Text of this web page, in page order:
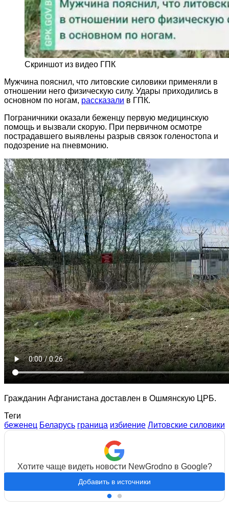
Скриншот из видео ГПК
Мужчина пояснил, что литовские силовики применяли в
отношении него физическую силу. Удары приходились в
основном по ногам, рассказали в ГПК.
Пограничники оказали беженцу первую медицинскую
помощь и вызвали скорую. При первичном осмотре
пострадавшего выявлены разрыв связок голеностопа и
подозрение на пневмонию.
Гражданин Афганистана доставлен в Ошмянскую ЦРБ.
Теги
беженец Беларусь граница избиение Литовские силовики
Хотите чаще видеть новости NewGrodno в Google?
Добавить в источники